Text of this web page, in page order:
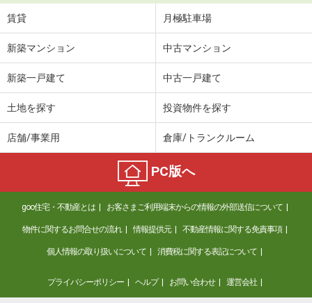
賃貸 月極駐車場
新築マンション 中古マンション
新築一戸建て 中古一戸建て
土地を探す 投資物件を探す
店舗/事業用 倉庫/トランクルーム
PC版へ
goo住宅・不動産とは お客さまご利用端末からの情報の外部送信について
物件に関するお問合せの流れ 情報提供元 不動産情報に関する免責事項
個人情報の取り扱いについて 消費税に関する表記について
プライバシーポリシー ヘルプ お問い合わせ 運営会社